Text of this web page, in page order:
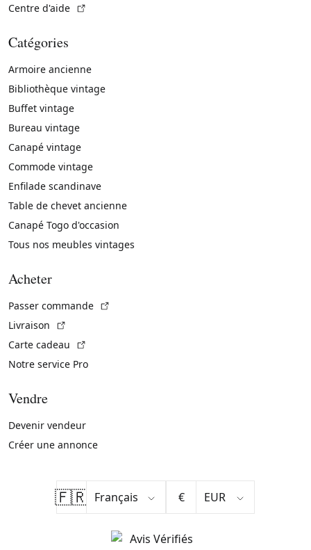
Centre d'aide
Catégories
Armoire ancienne
Bibliothèque vintage
Buffet vintage
Bureau vintage
Canapé vintage
Commode vintage
Enfilade scandinave
Table de chevet ancienne
Canapé Togo d'occasion
Tous nos meubles vintages
Acheter
Passer commande
Livraison
Carte cadeau
Notre service Pro
Vendre
Devenir vendeur
Créer une annonce
🇫🇷 €